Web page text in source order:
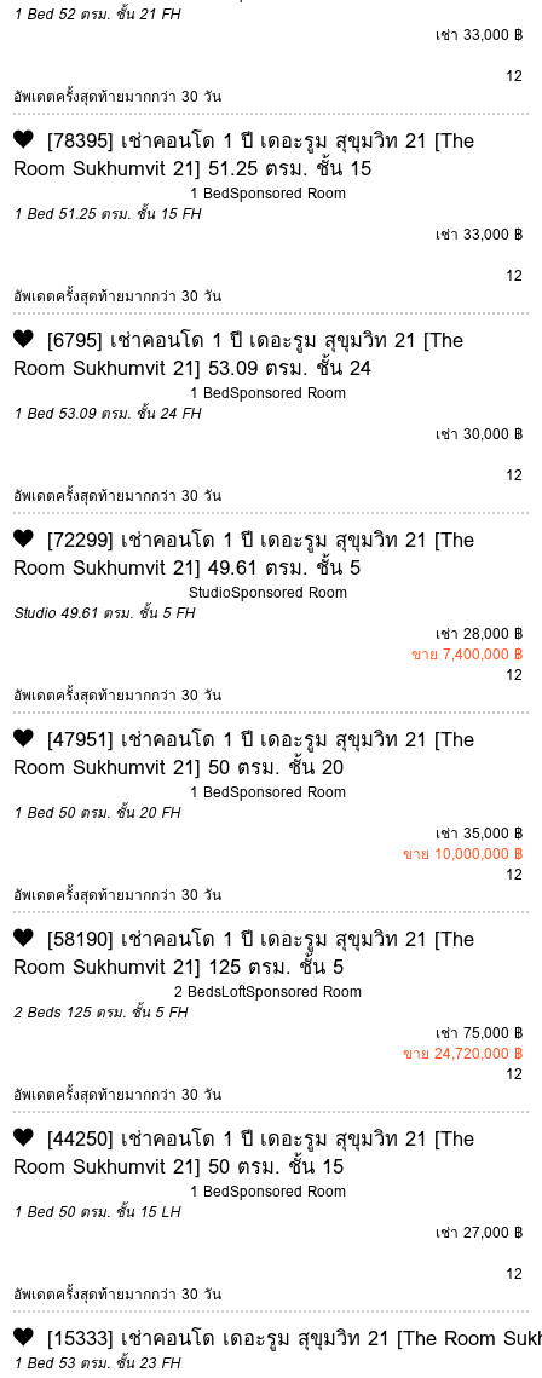
1 Bed 52 ตรม. ชั้น 21 FH
เช่า 33,000 ฿
12
อัพเดตครั้งสุดท้ายมากกว่า 30 วัน
[78395] เช่าคอนโด 1 ปี เดอะรูม สุขุมวิท 21 [The
Room Sukhumvit 21] 51.25 ตรม. ชั้น 15
1 BedSponsored Room
1 Bed 51.25 ตรม. ชั้น 15 FH
เช่า 33,000 ฿
12
อัพเดตครั้งสุดท้ายมากกว่า 30 วัน
[6795] เช่าคอนโด 1 ปี เดอะรูม สุขุมวิท 21 [The
Room Sukhumvit 21] 53.09 ตรม. ชั้น 24
1 BedSponsored Room
1 Bed 53.09 ตรม. ชั้น 24 FH
เช่า 30,000 ฿
12
อัพเดตครั้งสุดท้ายมากกว่า 30 วัน
[72299] เช่าคอนโด 1 ปี เดอะรูม สุขุมวิท 21 [The
Room Sukhumvit 21] 49.61 ตรม. ชั้น 5
StudioSponsored Room
Studio 49.61 ตรม. ชั้น 5 FH
เช่า 28,000 ฿
ขาย 7,400,000 ฿
12
อัพเดตครั้งสุดท้ายมากกว่า 30 วัน
[47951] เช่าคอนโด 1 ปี เดอะรูม สุขุมวิท 21 [The
Room Sukhumvit 21] 50 ตรม. ชั้น 20
1 BedSponsored Room
1 Bed 50 ตรม. ชั้น 20 FH
เช่า 35,000 ฿
ขาย 10,000,000 ฿
12
อัพเดตครั้งสุดท้ายมากกว่า 30 วัน
[58190] เช่าคอนโด 1 ปี เดอะรูม สุขุมวิท 21 [The
Room Sukhumvit 21] 125 ตรม. ชั้น 5
2 BedsLoftSponsored Room
2 Beds 125 ตรม. ชั้น 5 FH
เช่า 75,000 ฿
ขาย 24,720,000 ฿
12
อัพเดตครั้งสุดท้ายมากกว่า 30 วัน
[44250] เช่าคอนโด 1 ปี เดอะรูม สุขุมวิท 21 [The
Room Sukhumvit 21] 50 ตรม. ชั้น 15
1 BedSponsored Room
1 Bed 50 ตรม. ชั้น 15 LH
เช่า 27,000 ฿
12
อัพเดตครั้งสุดท้ายมากกว่า 30 วัน
[15333] เช่าคอนโด เดอะรูม สุขุมวิท 21 [The Room
1 Bed 53 ตรม. ชั้น 23 FH